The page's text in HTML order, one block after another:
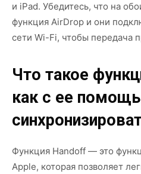
и iPad. Убедитесь, что на
функция AirDrop и они
сети Wi-Fi, чтобы передача
Что такое
как с ее
Функция Handoff — это
Apple, которая позволяет